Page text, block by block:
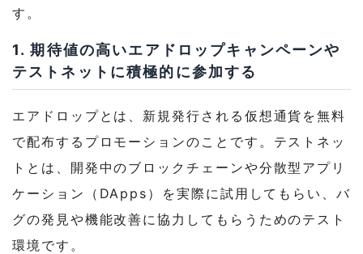
す。
1. 期待値の高いエアドロップキャンペーンや
テストネットに積極的に参加する
エアドロップとは、新規発行される仮想通貨を無料
で配布するプロモーションのことです。テストネッ
トとは、開発中のブロックチェーンや分散型アプリ
ケーション（DApps）を実際に試用してもらい、バ
グの発見や機能改善に協力してもらうためのテスト
環境です。